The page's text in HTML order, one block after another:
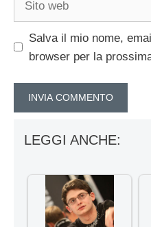
Salva il mio nome,
browser per la
LEGGI ANCHE: